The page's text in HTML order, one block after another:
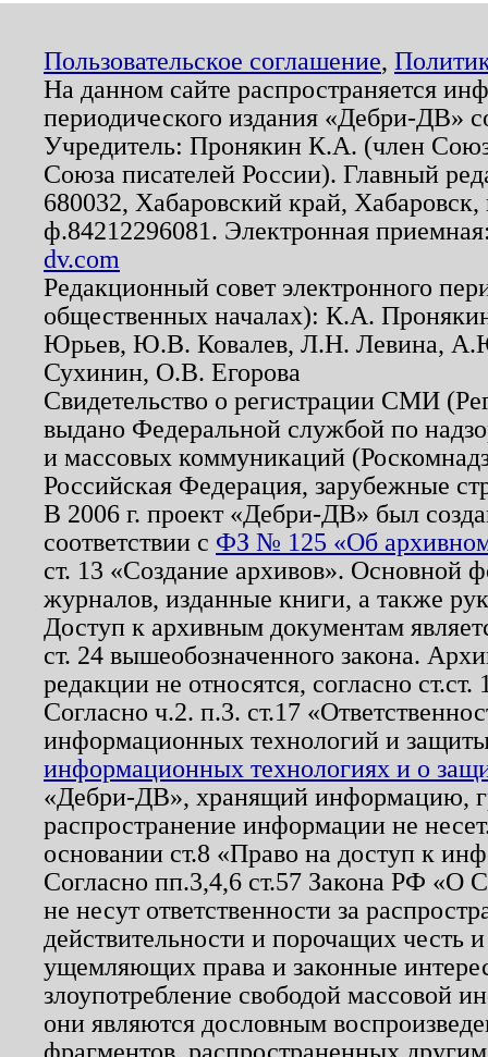
Пользовательское соглашение,
На данном сайте распространяется
периодического издания «Дебри-ДВ»
Учредитель: Пронякин К.А. (член
Союза писателей России). Главный
680032, Хабаровский край,
ф.84212296081. Электронная
dv.com
Редакционный совет электронного
общественных началах): К.А.
Юрьев, Ю.В. Ковалев, Л.Н. Левина,
Сухинин, О.В. Егорова
Свидетельство о регистрации СМИ
выдано Федеральной службой по
и массовых коммуникаций
Российская Федерация, зарубежные
В 2006 г. проект «Дебри-ДВ» был
соответствии с ФЗ № 125 «Об
ст. 13 «Создание архивов». Основной
журналов, изданные книги, а также
Доступ к архивным документам
ст. 24 вышеобозначенного закона.
редакции не относятся, согласно
Согласно ч.2. п.3. ст.17
информационных технологий и
информационных технологиях и о
«Дебри-ДВ», хранящий информацию,
распространение информации не
основании ст.8 «Право на доступ к
Согласно пп.3,4,6 ст.57 Закона РФ «О
не несут ответственности за
действительности и порочащих честь
ущемляющих права и законные
злоупотребление свободой массовой
они являются дословным
фрагментов, распространенных